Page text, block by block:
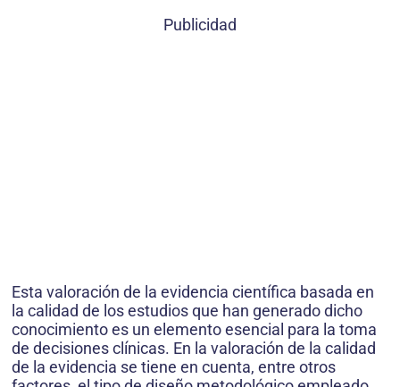
Publicidad
Esta valoración de la evidencia científica basada en
la calidad de los estudios que han generado dicho
conocimiento es un elemento esencial para la toma
de decisiones clínicas. En la valoración de la calidad
de la evidencia se tiene en cuenta, entre otros